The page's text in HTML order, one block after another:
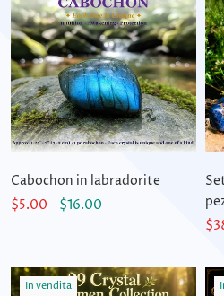
Cabochon in labradorite
$5.00
$16.00
In vendita